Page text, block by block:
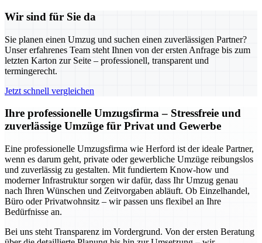
Wir sind für Sie da
Sie planen einen Umzug und suchen einen zuverlässigen Partner?
Unser erfahrenes Team steht Ihnen von der ersten Anfrage bis zum
letzten Karton zur Seite – professionell, transparent und
termingerecht.
Jetzt schnell vergleichen
Ihre professionelle Umzugsfirma – Stressfreie und
zuverlässige Umzüge für Privat und Gewerbe
Eine professionelle Umzugsfirma wie Herford ist der ideale Partner,
wenn es darum geht, private oder gewerbliche Umzüge reibungslos
und zuverlässig zu gestalten. Mit fundiertem Know-how und
moderner Infrastruktur sorgen wir dafür, dass Ihr Umzug genau
nach Ihren Wünschen und Zeitvorgaben abläuft. Ob Einzelhandel,
Büro oder Privatwohnsitz – wir passen uns flexibel an Ihre
Bedürfnisse an.
Bei uns steht Transparenz im Vordergrund. Von der ersten Beratung